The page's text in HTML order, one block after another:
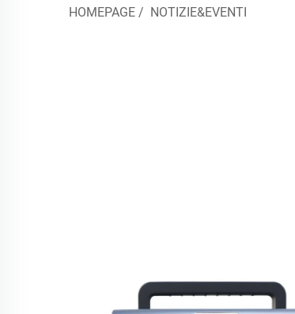
HOMEPAGE / NOTIZIE&EVENTI